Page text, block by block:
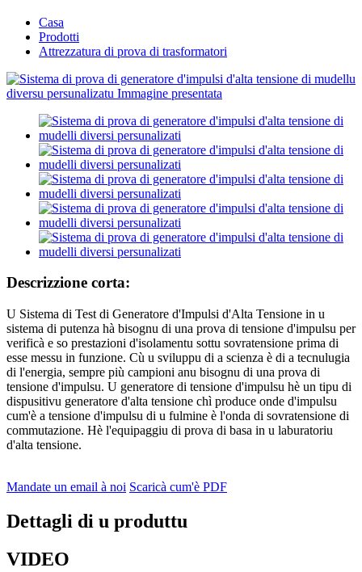
Casa
Prodotti
Attrezzatura di prova di trasformatori
Descrizzione corta:
U Sistema di Test di Generatore d'Impulsi d'Alta Tensione in u
sistema di putenza hà bisognu di una prova di tensione d'impulsu per
verificà e so prestazioni d'isolamentu sottu sovratensione prima di
esse messu in funzione. Cù u sviluppu di a scienza è di a tecnulugia
di l'energia, sempre più campioni anu bisognu di una prova di
tensione d'impulsu. U generatore di tensione d'impulsu hè un tipu di
dispusitivu generatore d'alta tensione chì produce onde d'impulsu
cum'è a tensione d'impulsu di u fulmine è l'onda di sovratensione di
commutazione. Hè l'equipaggiu di prova di basa in u laburatoriu
d'alta tensione.
Mandate un email à noi Scaricà cum'è PDF
Dettagli di u produttu
VIDEO